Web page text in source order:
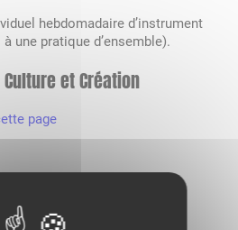
hebdomadaire d’instrument
une pratique d’ensemble).
et Création
page
2027